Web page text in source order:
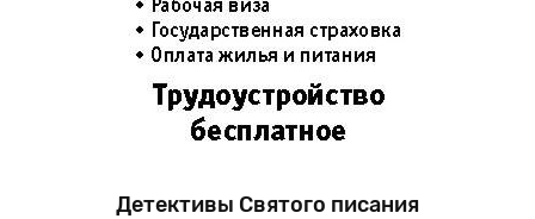
Детективы Святого писания